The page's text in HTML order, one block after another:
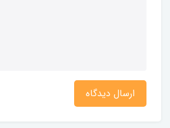
ارسال دیدگاه